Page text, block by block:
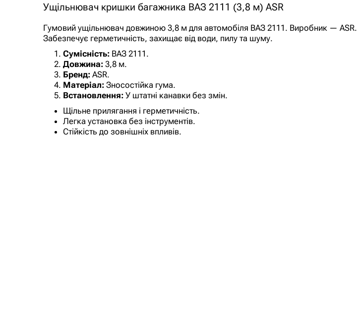
Ущільнювач кришки багажника ВАЗ 2111 (3,8 м) ASR
Гумовий ущільнювач довжиною 3,8 м для автомобіля ВАЗ 2111. Виробник — ASR.
Забезпечує герметичність, захищає від води, пилу та шуму.
Сумісність: ВАЗ 2111.
Довжина: 3,8 м.
Бренд: ASR.
Матеріал: Зносостійка гума.
Встановлення: У штатні канавки без змін.
Щільне прилягання і герметичність.
Легка установка без інструментів.
Стійкість до зовнішніх впливів.